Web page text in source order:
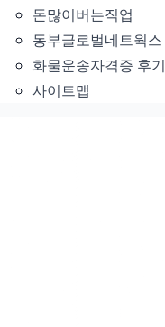
돈많이버는직업
동부글로벌네트웍스
화물운송자격증 후기
사이트맵